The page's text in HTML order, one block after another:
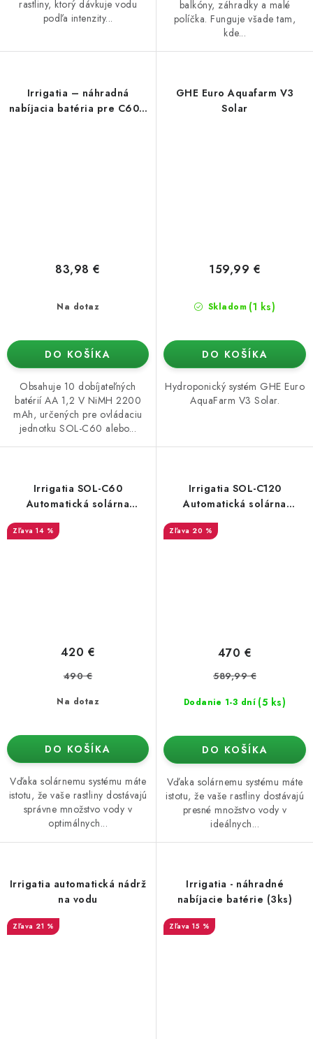
rastliny, ktorý dávkuje vodu
podľa intenzity...
balkóny, záhradky a malé
políčka. Funguje všade tam,
kde...
Irrigatia – náhradná
nabíjacia batéria pre C60–
Na dotaz
83,98 €
DO KOŠÍKA
Obsahuje 10 dobíjateľných
batérií AA 1,2 V NiMH 2200
mAh, určených pre ovládaciu
jednotku SOL-C60 alebo...
GHE Euro Aquafarm V3
Solar
Skladom (1 ks)
159,99 €
DO KOŠÍKA
Hydroponický systém GHE Euro
AquaFarm V3 Solar.
Irrigatia SOL-C60
Automatická solárna
14 %
Na dotaz
420 €
490 €
DO KOŠÍKA
Vďaka solárnemu systému máte
istotu, že vaše rastliny dostávajú
správne množstvo vody v
optimálnych...
Irrigatia SOL-C120
Automatická solárna
20 %
Dodanie 1-3 dní (5 ks)
470 €
589,99 €
DO KOŠÍKA
Vďaka solárnemu systému máte
istotu, že vaše rastliny dostávajú
presné množstvo vody v
ideálnych...
Irrigatia automatická nádrž
na vodu
21 %
Irrigatia - náhradné
nabíjacie batérie (3ks)
15 %